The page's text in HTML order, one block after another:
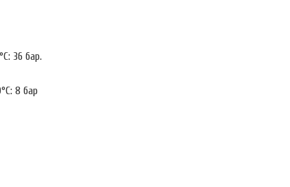
36 бар.
8 бар